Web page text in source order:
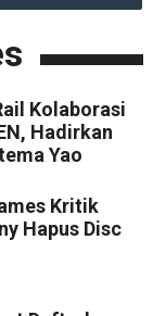
Kolaborasi
Hadirkan
Yao
Kritik
Hapus Disc